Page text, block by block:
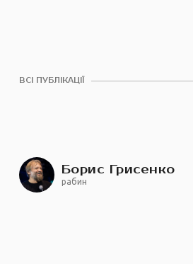
ВСІ ПУБЛІКАЦІЇ
Борис Грисенко
рабин